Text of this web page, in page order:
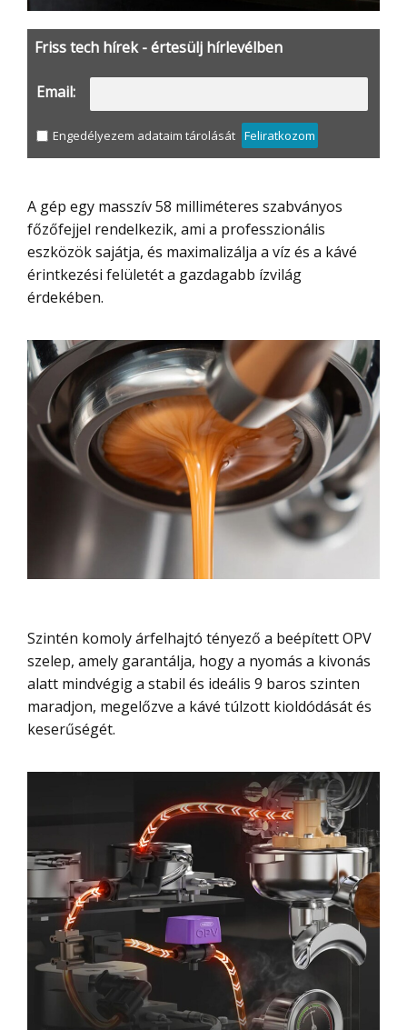
Friss tech hírek - értesülj hírlevélben
Email:
Engedélyezem adataim tárolását Feliratkozom
A gép egy masszív 58 milliméteres szabványos
főzőfejjel rendelkezik, ami a professzionális
eszközök sajátja, és maximalizálja a víz és a kávé
érintkezési felületét a gazdagabb ízvilág
érdekében.
Szintén komoly árfelhajtó tényező a beépített OPV
szelep, amely garantálja, hogy a nyomás a kivonás
alatt mindvégig a stabil és ideális 9 baros szinten
maradjon, megelőzve a kávé túlzott kioldódását és
keserűségét.